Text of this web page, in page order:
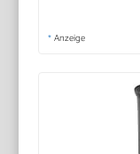
* Anzeige